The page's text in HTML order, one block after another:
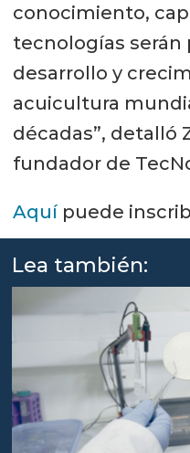
conocimiento,
tecnologías serán
desarrollo y
acuicultura
décadas”, detalló
fundador de
Aquípuede
Lea también: